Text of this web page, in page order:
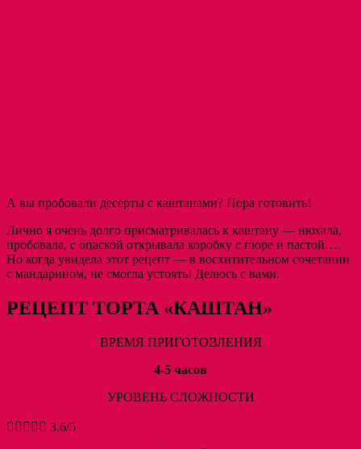
А вы пробовали десерты с каштанами? Пора готовить!
Лично я очень долго присматривалась к каштану — нюхала,
пробовала, с опаской открывала коробку с пюре и пастой….
Но когда увидела этот рецепт — в восхитительном сочетании
с мандарином, не смогла устоять! Делюсь с вами.
РЕЦЕПТ ТОРТА «КАШТАН»
ВРЕМЯ ПРИГОТОВЛЕНИЯ
4-5 часов
УРОВЕНЬ СЛОЖНОСТИ
     3.6/5